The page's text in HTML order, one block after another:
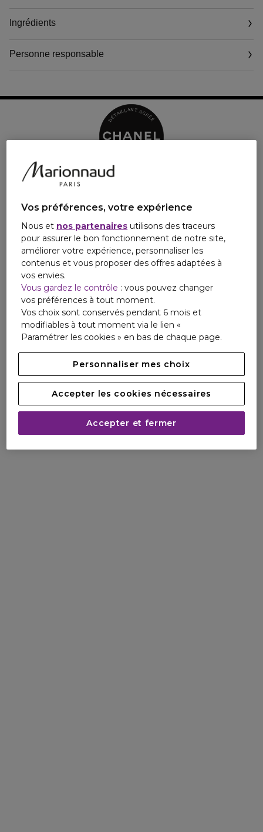
de muscs blancs offrent un sillage intense et profond.
Ingrédients
Personne responsable
Vos préférences, votre expérience
Nous et nos partenaires utilisons des traceurs
pour assurer le bon fonctionnement de notre site,
améliorer votre expérience, personnaliser les
contenus et vous proposer des offres adaptées à
vos envies.
Vous gardez le contrôle : vous pouvez changer
vos préférences à tout moment.
Vos choix sont conservés pendant 6 mois et
modifiables à tout moment via le lien «
Paramétrer les cookies » en bas de chaque page.
Personnaliser mes choix
Accepter les cookies nécessaires
Accepter et fermer